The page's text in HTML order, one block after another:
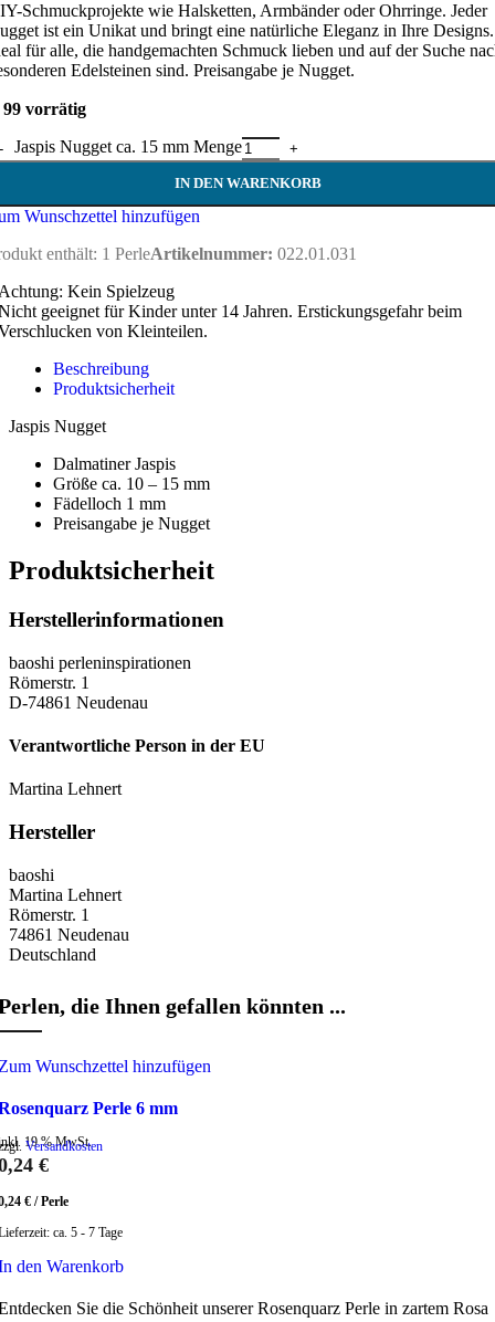
Schmuckprojekte wie Halsketten, Armbänder oder Ohrringe. Jeder
ist ein Unikat und bringt eine natürliche Eleganz in Ihre Designs.
für alle, die handgemachten Schmuck lieben und auf der Suche
Edelsteinen sind. Preisangabe je Nugget.
99 vorrätig
Jaspis Nugget ca. 15 mm Menge
IN DEN WARENKORB
Wunschzettel hinzufügen
enthält: 1 PerleArtikelnummer: 022.01.031
Kein Spielzeug
geeignet für Kinder unter 14 Jahren. Erstickungsgefahr beim
von Kleinteilen.
Beschreibung
Produktsicherheit
Jaspis Nugget
Dalmatiner Jaspis
Größe ca. 10 – 15 mm
Fädelloch 1 mm
Preisangabe je Nugget
Produktsicherheit
Herstellerinformationen
baoshi perleninspirationen
Römerstr. 1
D-74861 Neudenau
Verantwortliche Person in der EU
Martina Lehnert
Hersteller
baoshi
Martina Lehnert
Römerstr. 1
74861 Neudenau
Deutschland
die Ihnen gefallen könnten ...
Wunschzettel hinzufügen
Perle 6 mm
19 % MwSt.
Versandkosten
€
€ /Perle
ca. 5 - 7 Tage
den Warenkorb
Sie die Schönheit unserer Rosenquarz Perle in zartem Rosa